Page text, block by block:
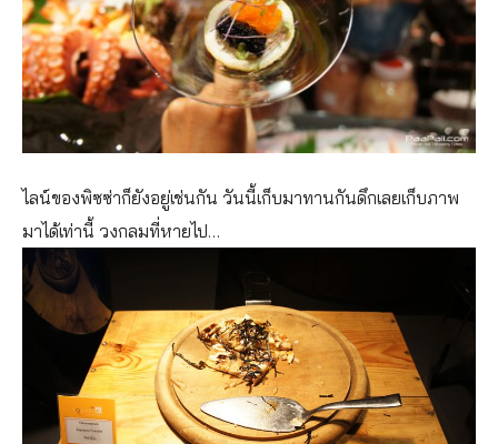
ไลน์ของพิซซ่าก็ยังอยู่เช่นกัน วันนี้เก็บมาทานกันดึกเลยเก็บภาพ
มาได้เท่านี้ วงกลมที่หายไป…